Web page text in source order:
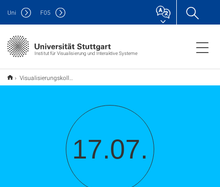
Institut für Visualisierung und Interaktive Systeme
Uni F05
Visualisierungskolloquium: Flaig, Pascal Michael
17.07.